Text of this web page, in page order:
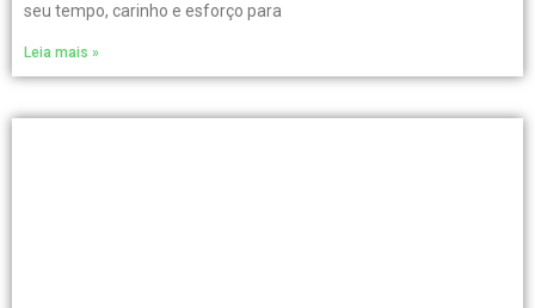
seu tempo, carinho e esforço para
Leia mais »